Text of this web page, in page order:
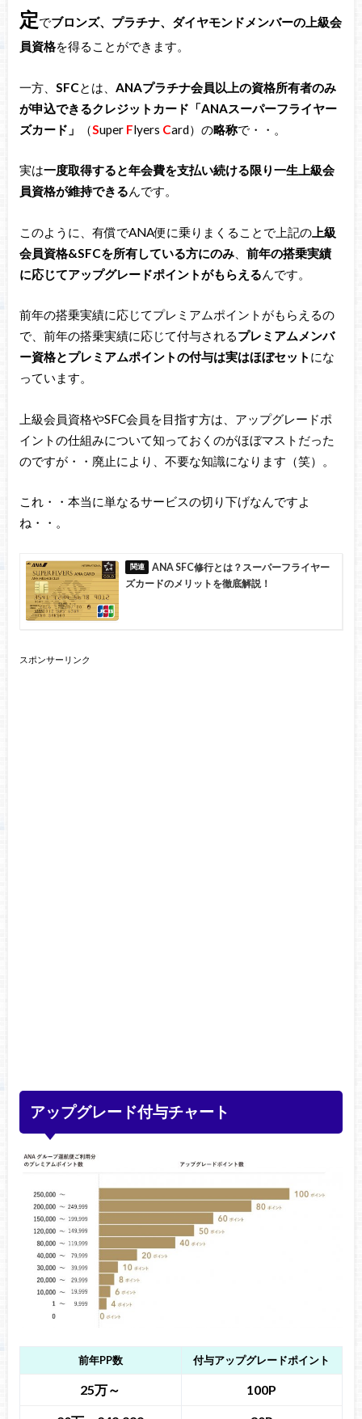
定でブロンズ、プラチナ、ダイヤモンドメンバーの上級会
員資格を得ることができます。
一方、 SFCとは、 ANAプラチナ会員以上の資格所有者のみ
が申込できるクレジットカード「ANAスーパーフライヤー
ズカード」
（Super Flyers Card）の略称で・・。
実は一度取得すると年会費を支払い続ける限り一生上級会
員資格が維持できるんです。
このように、有償でANA便に乗りまくることで上記の上級
会員資格&SFCを所有している方にのみ、 前年の搭乗実績
に応じてアップグレードポイントがもらえるんです。
前年の搭乗実績に応じてプレミアムポイントがもらえるの
で、前年の搭乗実績に応じて付与されるプレミアムメンバ
ー資格とプレミアムポイントの付与は実はほぼセット にな
っています。
上級会員資格やSFC会員を目指す方は、アップグレードポ
イントの仕組みについて知っておくのがほぼマストだった
のですが・・廃止により、不要な知識になります（笑）。
これ・・本当に単なるサービスの切り下げなんですよ
ね・・。
ANA SFC修行とは？スーパーフライヤー
ズカードのメリットを徹底解説！
スポンサーリンク
アップグレード付与チャート
前年PP数 付与アップグレードポイント
25万～ 100P